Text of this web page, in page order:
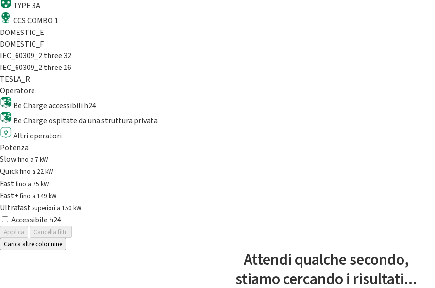
TYPE 3A
CCS COMBO 1
DOMESTIC_E
DOMESTIC_F
IEC_60309_2 three 32
IEC_60309_2 three 16
TESLA_R
Operatore
Be Charge accessibili h24
Be Charge ospitate da una struttura privata
Altri operatori
Potenza
Slowfino a 7 kW
Quickfino a 22 kW
Fastfino a 75 kW
Fast+fino a 149 kW
Ultrafast superiori a 150 kW
Accessibile h24
Applica
Cancella filtri
Carica altre colonnine
Attendi qualche secondo,
stiamo cercando i risultati...